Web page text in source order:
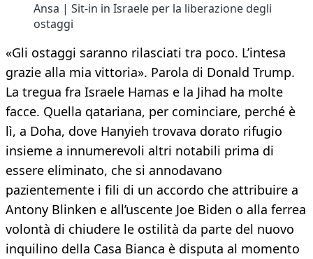
Ansa | Sit-in in Israele per la liberazione degli
ostaggi
«Gli ostaggi saranno rilasciati tra poco. L’intesa
grazie alla mia vittoria». Parola di Donald Trump.
La tregua fra Israele Hamas e la Jihad ha molte
facce. Quella qatariana, per cominciare, perché è
lì, a Doha, dove Hanyieh trovava dorato rifugio
insieme a innumerevoli altri notabili prima di
essere eliminato, che si annodavano
pazientemente i fili di un accordo che attribuire a
Antony Blinken e all’uscente Joe Biden o alla ferrea
volontà di chiudere le ostilità da parte del nuovo
inquilino della Casa Bianca è disputa al momento